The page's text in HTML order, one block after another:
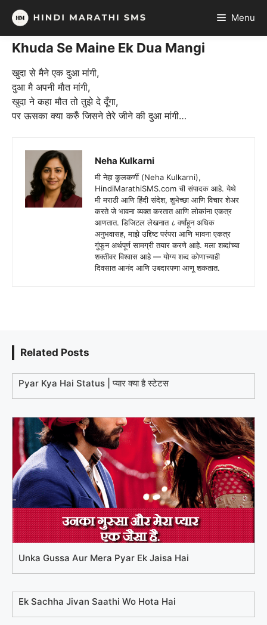
Skip
content
Menu
Khuda Se Maine Ek Dua Mangi
खुदा से मैने एक दुआ मांगी,
दुआ मै अपनी माैत मांगी,
खुदा ने कहा मौत तो तुझे दे दूँगा,
पर ऊसका क्या करुँ जिसने तेरे जीने की दुआ मांगी…
Neha Kulkarni
मी नेहा कुलकर्णी (Neha Kulkarni),
HindiMarathiSMS.com ची संपादक आहे. येथे
मी मराठी आणि हिंदी संदेश, शुभेच्छा आणि विचार शेअर
करते जे भावना व्यक्त करतात आणि लोकांना एकत्र
आणतात. डिजिटल लेखनात ८ वर्षांहून अधिक
अनुभवासह, माझे उद्दिष्ट परंपरा आणि भावना एकत्र
गुंफून अर्थपूर्ण सामग्री तयार करणे आहे. मला शब्दांच्या
शक्तीवर विश्वास आहे — योग्य शब्द कोणाच्याही
दिवसात आनंद आणि उबदारपणा आणू शकतात.
Related Posts
Pyar Kya Hai Status | प्यार क्या है स्टेटस
Unka Gussa Aur Mera Pyar Ek Jaisa Hai
Ek Sachha Jivan Saathi Wo Hota Hai